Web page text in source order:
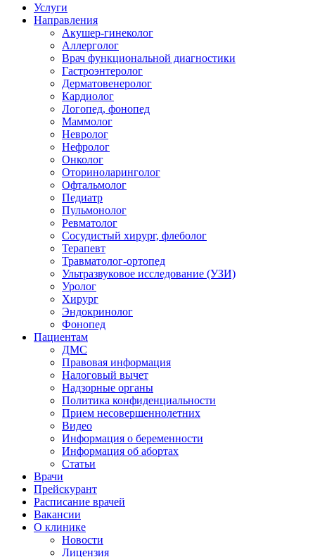
Услуги
Направления
Акушер-гинеколог
Аллерголог
Врач функциональной диагностики
Гастроэнтеролог
Дерматовенеролог
Кардиолог
Логопед, фонопед
Маммолог
Невролог
Нефролог
Онколог
Оториноларинголог
Офтальмолог
Педиатр
Пульмонолог
Ревматолог
Сосудистый хирург, флеболог
Терапевт
Травматолог-ортопед
Ультразвуковое исследование (УЗИ)
Уролог
Хирург
Эндокринолог
Фонопед
Пациентам
ДМС
Правовая информация
Налоговый вычет
Надзорные органы
Политика конфиденциальности
Прием несовершеннолетних
Видео
Информация о беременности
Информация об абортах
Статьи
Врачи
Прейскурант
Расписание врачей
Вакансии
О клинике
Новости
Лицензия